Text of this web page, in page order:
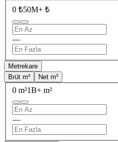
0 ₺50M+ ₺
—
Metrekare
Brüt m²
Net m²
0 m²1B+ m²
—